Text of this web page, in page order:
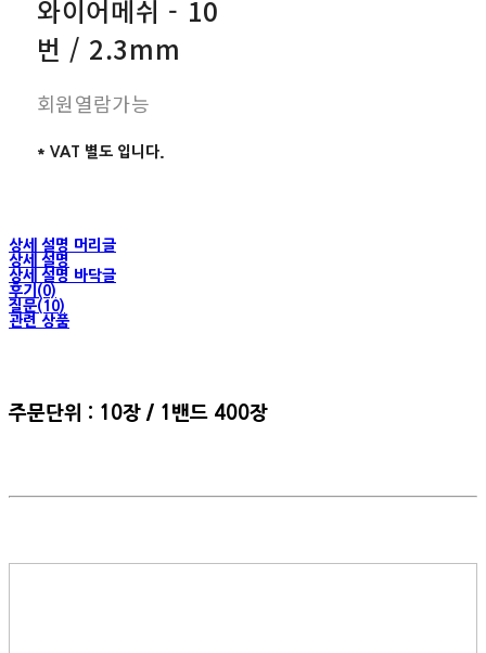
와이어메쉬 - 10
번 / 2.3mm
회원열람가능
* VAT 별도 입니다.
상세 설명 머리글
상세 설명
상세 설명 바닥글
후기(0)
질문(10)
관련 상품
주문단위 : 10장 / 1밴드 400장